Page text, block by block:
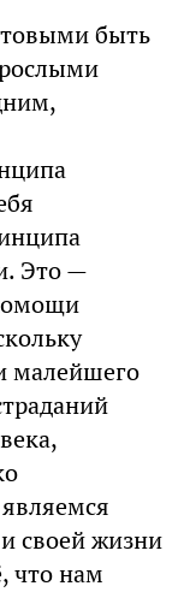
быть
Это —
малейшего
своей жизни
что нам